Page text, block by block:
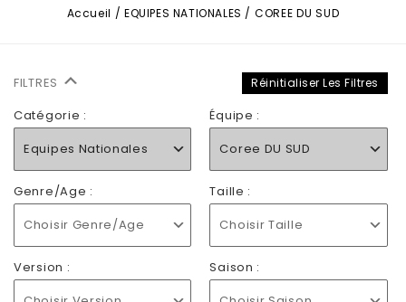
Accueil / EQUIPES NATIONALES / COREE DU SUD
FILTRES Réinitialiser Les Filtres
Catégorie :
Equipes Nationales
Équipe :
Coree DU SUD
Genre/Age :
Choisir Genre/Age
Taille :
Choisir Taille
Version :
Saison :